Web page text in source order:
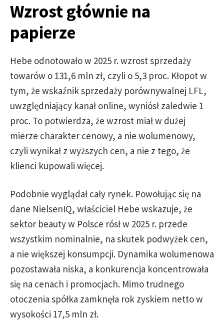
Wzrost głównie na
papierze
Hebe odnotowało w 2025 r. wzrost sprzedaży
towarów o 131,6 mln zł, czyli o 5,3 proc. Kłopot w
tym, że wskaźnik sprzedaży porównywalnej LFL,
uwzględniający kanał online, wyniósł zaledwie 1
proc. To potwierdza, że wzrost miał w dużej
mierze charakter cenowy, a nie wolumenowy,
czyli wynikał z wyższych cen, a nie z tego, że
klienci kupowali więcej.
Podobnie wyglądał cały rynek. Powołując się na
dane NielsenIQ, właściciel Hebe wskazuje, że
sektor beauty w Polsce rósł w 2025 r. przede
wszystkim nominalnie, na skutek podwyżek cen,
a nie większej konsumpcji. Dynamika wolumenowa
pozostawała niska, a konkurencja koncentrowała
się na cenach i promocjach. Mimo trudnego
otoczenia spółka zamknęła rok zyskiem netto w
wysokości 17,5 mln zł.